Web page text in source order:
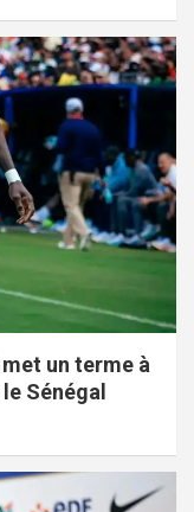
met un terme à
Sénégal